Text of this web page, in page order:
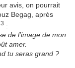
avis, on pourrait
Begag, après
:
de l’image de mon
amer.
tu seras grand ?